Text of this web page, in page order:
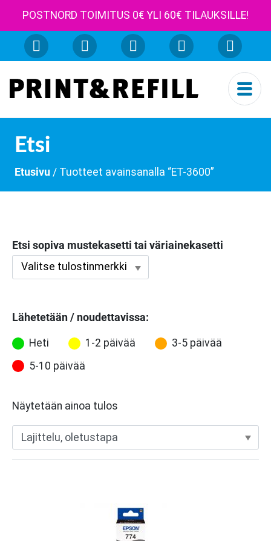
POSTNORD TOIMITUS 0€ YLI 60€ TILAUKSILLE!
Etsi
Etusivu / Tuotteet avainsanalla “ET-3600”
Etsi sopiva mustekasetti tai väriainekasetti
Lähetetään / noudettavissa:
Heti 1-2 päivää
3-5 päivää
5-10 päivää
Näytetään ainoa tulos